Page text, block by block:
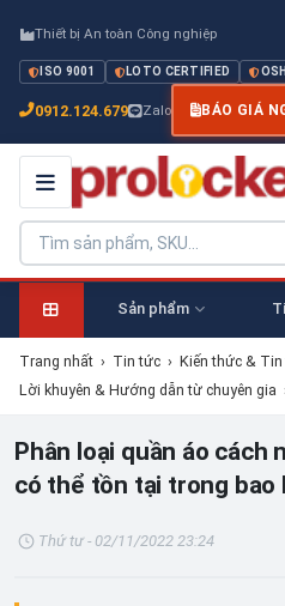
Thiết bị An toàn Công nghiệp
ISO 9001 LOTO CERTIFIED
0912.124.679 Zalo BÁO GIÁ
Sản phẩm
Trang nhất › Tin tức › Kiến thức &
Lời khuyên & Hướng dẫn từ chuyên gia
Phân loại quần áo cách
có thể tồn tại trong bao
Thứ tư - 02/11/2022 23:24